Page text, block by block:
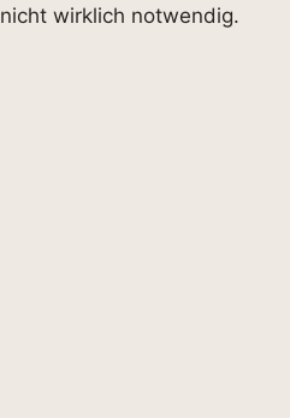
nicht wirklich notwendig.